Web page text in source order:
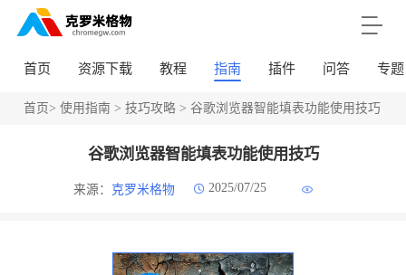
首页 资源下载 教程 指南 插件 问答 专题
首页> 使用指南 > 技巧攻略> 谷歌浏览器智能填表功能使用技巧
谷歌浏览器智能填表功能使用技巧
来源： 克罗米格物 2025/07/25